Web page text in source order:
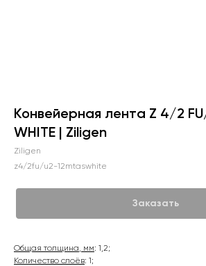
Конвейерная лента Z 4/2
WHITE | Ziligen
Ziligen
z4/2fu/u2-12mtaswhite
Заказать
Общая толщина, мм: 1,2;
Количество слоёв: 1;